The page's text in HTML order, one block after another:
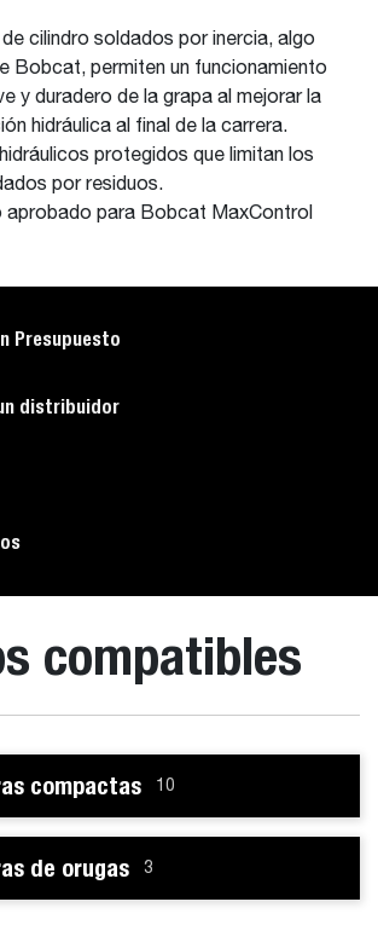
de cilindro soldados por inercia, algo
Bobcat, permiten un funcionamiento
y duradero de la grapa al mejorar la
hidráulica al final de la carrera.
protegidos que limitan los
por residuos.
aprobado para Bobcat MaxControl
Presupuesto
distribuidor
compatibles
compactas 10
de orugas 3